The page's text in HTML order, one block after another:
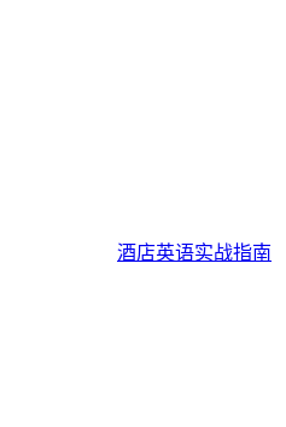
酒店英语实战指南